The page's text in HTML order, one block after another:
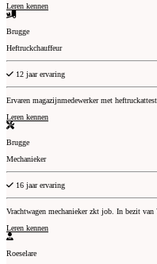
Leren kennen
Brugge
Heftruckchauffeur
Experience
12 jaar ervaring
Ervaren magazijnmedewerker met
Leren kennen
Brugge
Mechanieker
Experience
16 jaar ervaring
Vrachtwagen mechanieker zkt job. In bezit van
Leren kennen
Roeselare